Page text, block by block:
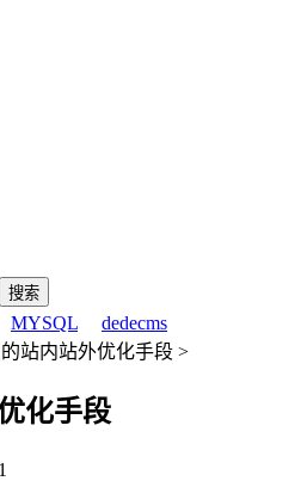
搜索
MYSQL
dedecms
站内站外优化手段 >
化手段